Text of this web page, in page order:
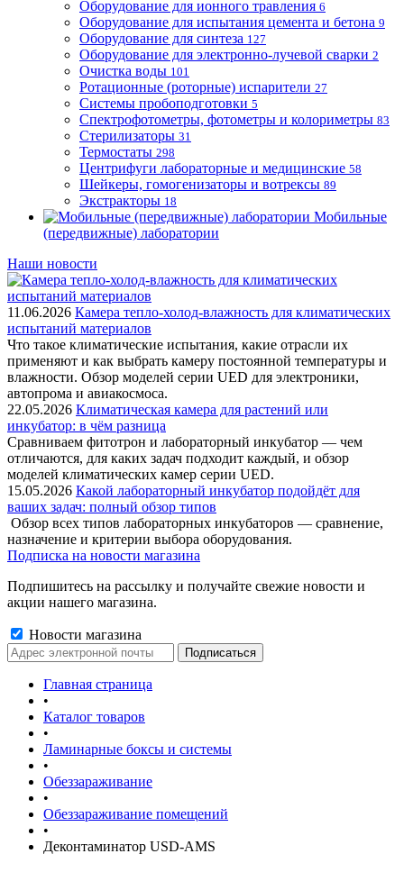
Оборудование для ионного травления 6
Оборудование для испытания цемента и бетона 9
Оборудование для синтеза 127
Оборудование для электронно-лучевой сварки 2
Очистка воды 101
Ротационные (роторные) испарители 27
Системы пробоподготовки 5
Спектрофотометры, фотометры и колориметры 83
Стерилизаторы 31
Термостаты 298
Центрифуги лабораторные и медицинские 58
Шейкеры, гомогенизаторы и вотрексы 89
Экстракторы 18
Мобильные
(передвижные) лаборатории
Наши новости
11.06.2026 Камера тепло-холод-влажность для климатических
испытаний материалов
Что такое климатические испытания, какие отрасли их
применяют и как выбрать камеру постоянной температуры и
влажности. Обзор моделей серии UED для электроники,
автопрома и авиакосмоса.
22.05.2026 Климатическая камера для растений или
инкубатор: в чём разница
Сравниваем фитотрон и лабораторный инкубатор — чем
отличаются, для каких задач подходит каждый, и обзор
моделей климатических камер серии UED.
15.05.2026 Какой лабораторный инкубатор подойдёт для
ваших задач: полный обзор типов
Обзор всех типов лабораторных инкубаторов — сравнение,
назначение и критерии выбора оборудования.
Подписка на новости магазина
Подпишитесь на рассылку и получайте свежие новости и
акции нашего магазина.
Новости магазина
Главная страница
•
Каталог товаров
•
Ламинарные боксы и системы
•
Обеззараживание
•
Обеззараживание помещений
•
Деконтаминатор USD-AMS